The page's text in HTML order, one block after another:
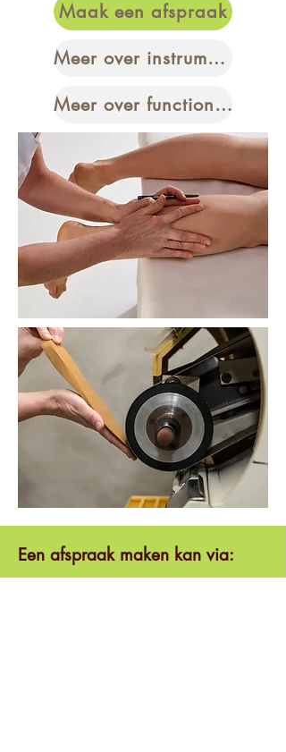
Maak een afspraak
Meer over instrumentele behandeling
Meer over functionele zolen
Een afspraak maken kan via: